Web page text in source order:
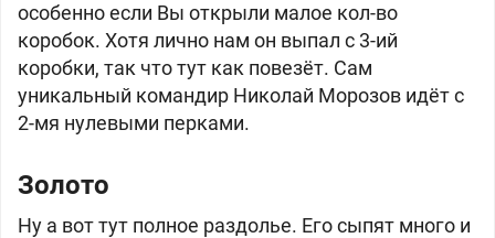
особенно если Вы открыли малое кол-во
коробок. Хотя лично нам он выпал с 3-ий
коробки, так что тут как повезёт. Сам
уникальный командир Николай Морозов идёт с
2-мя нулевыми перками.
Золото
Ну а вот тут полное раздолье. Его сыпят много и